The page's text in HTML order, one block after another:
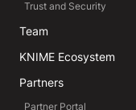
Trust and Security
Team
KNIME Ecosystem
Partners
Partner Portal